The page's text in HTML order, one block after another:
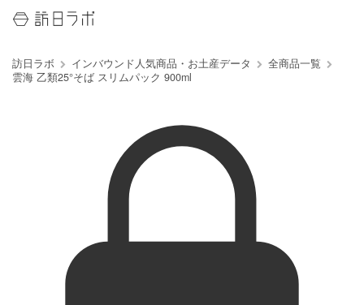
訪日ラボ インバウンド人気商品・お土産データ
全商品一覧
雲海 乙類25°そば スリムパック 900ml